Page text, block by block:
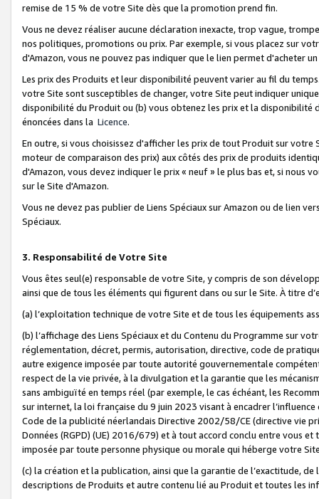
remise de 15 % de votre Site dès que la promotion prend fin.
Vous ne devez réaliser aucune déclaration inexacte, trop vague,
nos politiques, promotions ou prix. Par exemple, si vous placez sur
d'Amazon, vous ne pouvez pas indiquer que le lien permet d'acheter
Les prix des Produits et leur disponibilité peuvent varier au fil du
votre Site sont susceptibles de changer, votre Site peut indiquer
disponibilité du Produit ou (b) vous obtenez les prix et la disponibilité
énoncées dans la Licence.
En outre, si vous choisissez d'afficher les prix de tout Produit sur
moteur de comparaison des prix) aux côtés des prix de produits
d'Amazon, vous devez indiquer le prix « neuf » le plus bas et, si nous
sur le Site d'Amazon.
Vous ne devez pas publier de Liens Spéciaux sur Amazon ou de lien
Spéciaux.
3. Responsabilité de Votre Site
Vous êtes seul(e) responsable de votre Site, y compris de son
ainsi que de tous les éléments qui figurent dans ou sur le Site. À titre
(a) l’exploitation technique de votre Site et de tous les équipements
(b) l’affichage des Liens Spéciaux et du Contenu du Programme sur
réglementation, décret, permis, autorisation, directive, code de
autre exigence imposée par toute autorité gouvernementale
respect de la vie privée, à la divulgation et la garantie que les
sans ambiguïté en temps réel (par exemple, le cas échéant, les
sur internet, la loi française du 9 juin 2023 visant à encadrer
Code de la publicité néerlandais Directive 2002/58/CE (directive vie
Données (RGPD) (UE) 2016/679) et à tout accord conclu entre vous
imposée par toute personne physique ou morale qui héberge votre
(c) la création et la publication, ainsi que la garantie de l’exactitude,
descriptions de Produits et autre contenu lié au Produit et toutes les